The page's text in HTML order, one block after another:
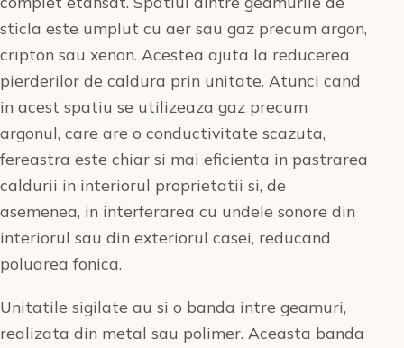
sticla este umplut cu aer sau gaz precum argon,
cripton sau xenon. Acestea ajuta la reducerea
pierderilor de caldura prin unitate. Atunci cand
in acest spatiu se utilizeaza gaz precum
argonul, care are o conductivitate scazuta,
fereastra este chiar si mai eficienta in pastrarea
caldurii in interiorul proprietatii si, de
asemenea, in interferarea cu undele sonore din
interiorul sau din exteriorul casei, reducand
poluarea fonica.
Unitatile sigilate au si o banda intre geamuri,
realizata din metal sau polimer. Aceasta banda